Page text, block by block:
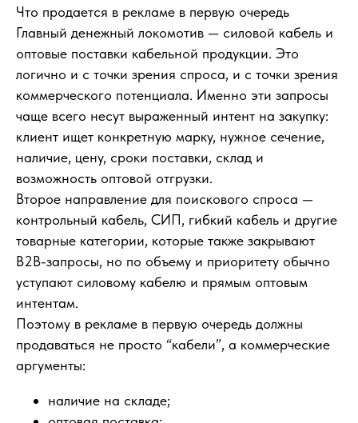
Что продается в рекламе в первую очередь
Главный денежный локомотив — силовой кабель и
оптовые поставки кабельной продукции. Это
логично и с точки зрения спроса, и с точки зрения
коммерческого потенциала. Именно эти запросы
чаще всего несут выраженный интент на закупку:
клиент ищет конкретную марку, нужное сечение,
наличие, цену, сроки поставки, склад и
возможность оптовой отгрузки.
Второе направление для поискового спроса —
контрольный кабель, СИП, гибкий кабель и другие
товарные категории, которые также закрывают
B2B-запросы, но по объему и приоритету обычно
уступают силовому кабелю и прямым оптовым
интентам.
Поэтому в рекламе в первую очередь должны
продаваться не просто “кабели”, а коммерческие
аргументы:
наличие на складе;